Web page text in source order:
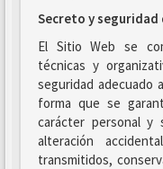
Secreto y
El Sitio Web se
técnicas y
seguridad adecuado
forma que se
carácter personal y
alteración
transmitidos,